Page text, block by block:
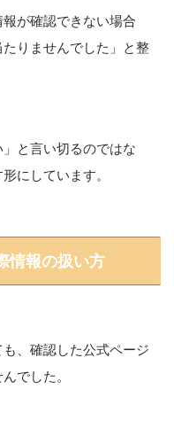
が確認できない場合
りませんでした」と整
」と言い切るのではな
にしています。
情報の扱い方
、確認した公式ページ
でした。